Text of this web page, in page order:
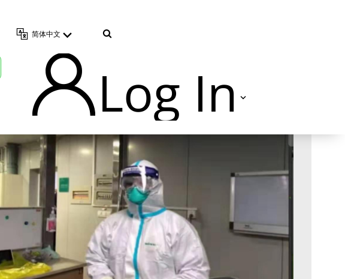
简体中文
Log In
TVU Producer 云导播
TVU Partyline 云互联
TVU Command Center 集中
管控系统
TVU Search 智媒体云